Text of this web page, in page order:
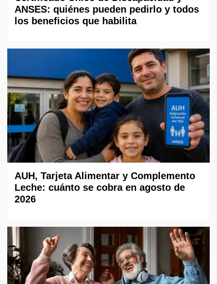
ANSES: quiénes pueden pedirlo y todos
los beneficios que habilita
AUH, Tarjeta Alimentar y Complemento
Leche: cuánto se cobra en agosto de
2026